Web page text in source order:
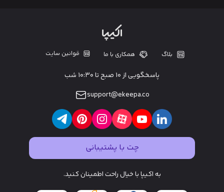
بلاگ همکاری با ما قوانین سایت
پاسخگویی از ۱۰ صبح تا ۱۰:۳۰ شب
support@ekeepa.co
چت با پشتیبانی
به اکیپا با خیال راحت اطمینان کنید.